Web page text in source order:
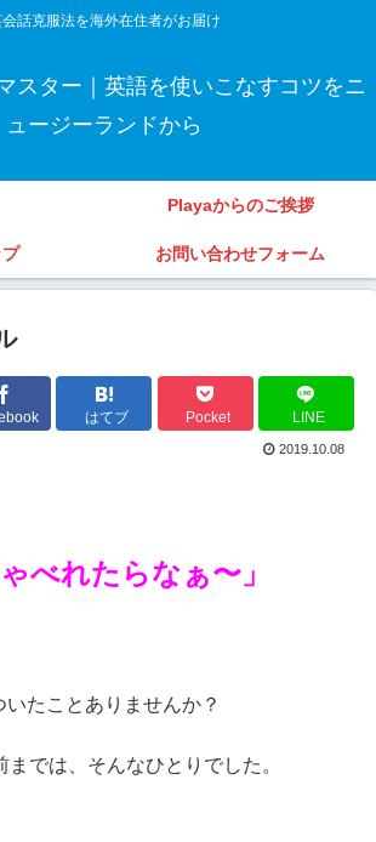
話克服法を海外在住者がお届け
スター｜英語を使いこなすコツをニ
ュージーランドから
Playaからのご挨拶
お問い合わせフォーム
はてブ Pocket LINE
2019.10.08
べれたらなぁ〜」
たことありませんか？
では、そんなひとりでした。